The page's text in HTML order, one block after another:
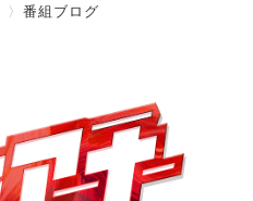
〉番組ブログ